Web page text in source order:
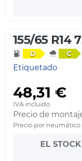
155/65 R14
D C
Etiquetado
48,31 €
IVA incluido
Precio de
Precio por neumático
EL